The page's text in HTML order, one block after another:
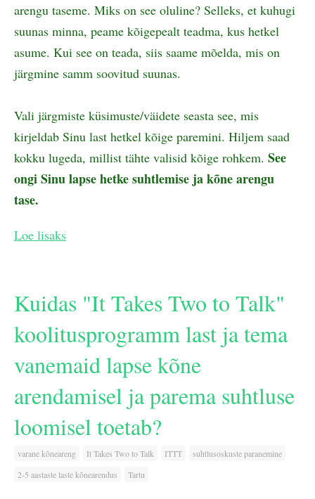
arengu taseme. Miks on see oluline? Selleks, et kuhugi
suunas minna, peame kõigepealt teadma, kus hetkel
asume. Kui see on teada, siis saame mõelda, mis on
järgmine samm soovitud suunas.
Vali järgmiste küsimuste/väidete seasta see, mis
kirjeldab Sinu last hetkel kõige paremini. Hiljem saad
kokku lugeda, millist tähte valisid kõige rohkem. See
ongi Sinu lapse hetke suhtlemise ja kõne arengu
tase.
Loe lisaks
Kuidas "It Takes Two to Talk"
koolitusprogramm last ja tema
vanemaid lapse kõne
arendamisel ja parema suhtluse
loomisel toetab?
varane kõneareng It Takes Two to Talk ITTT
suhtlusoskuste paranemine
2-5 aastaste laste kõnearendus
Tartu